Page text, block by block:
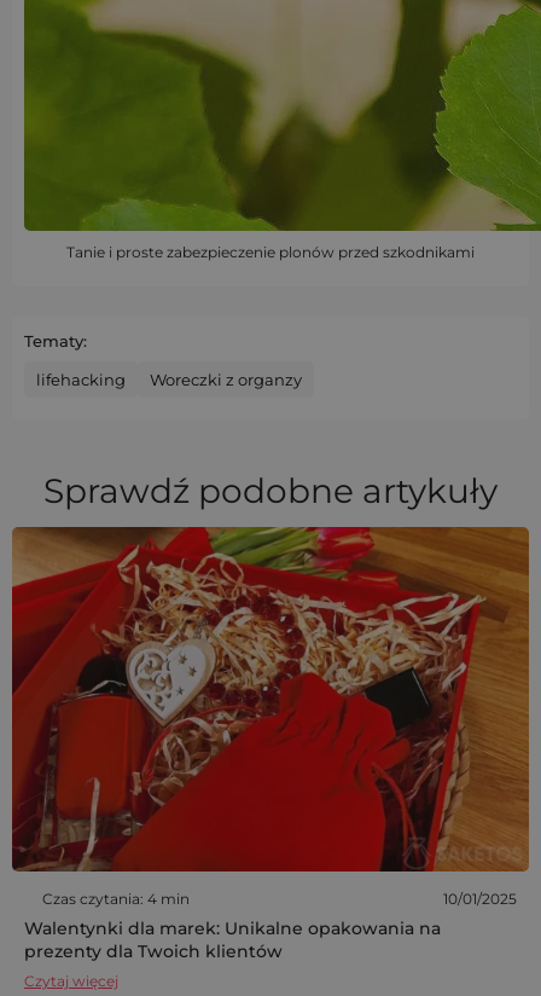
Tanie i proste zabezpieczenie plonów przed szkodnikami
Tematy:
lifehacking Woreczki z organzy
Sprawdź podobne artykuły
Czas czytania: 4 min 10/01/2025
Walentynki dla marek: Unikalne opakowania na
prezenty dla Twoich klientów
Czytaj więcej